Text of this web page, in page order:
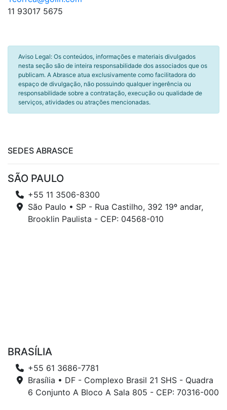
11 93017 5675
Aviso Legal: Os conteúdos, informações e materiais divulgados
nesta seção são de inteira responsabilidade dos associados que os
publicam. A Abrasce atua exclusivamente como facilitadora do
espaço de divulgação, não possuindo qualquer ingerência ou
responsabilidade sobre a contratação, execução ou qualidade de
serviços, atividades ou atrações mencionadas.
SEDES ABRASCE
SÃO PAULO
+55 11 3506-8300
São Paulo • SP - Rua Castilho, 392 19º andar,
Brooklin Paulista - CEP: 04568-010
BRASÍLIA
+55 61 3686-7781
Brasília • DF - Complexo Brasil 21 SHS - Quadra
6 Conjunto A Bloco A Sala 805 - CEP: 70316-000